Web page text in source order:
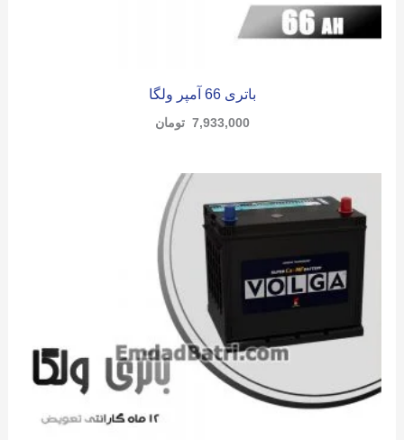
باتری 66 آمپر ولگا
7,933,000 تومان